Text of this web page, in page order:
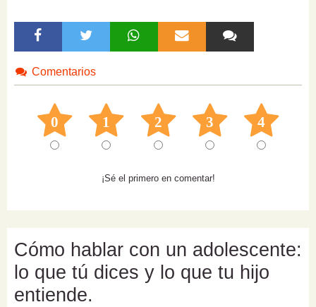
Comentarios
0 1 2 3 4
¡Sé el primero en comentar!
Cómo hablar con un adolescente:
lo que tú dices y lo que tu hijo
entiende.